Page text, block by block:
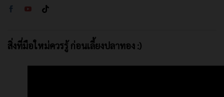
สิ่งที่มือใหม่ควรรู้ ก่อนเลี้ยงปลาทอง :)